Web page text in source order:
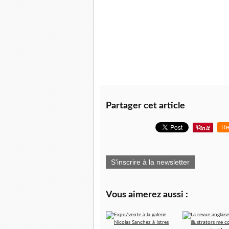
Partager cet article
S'inscrire à la newsletter
Vous aimerez aussi :